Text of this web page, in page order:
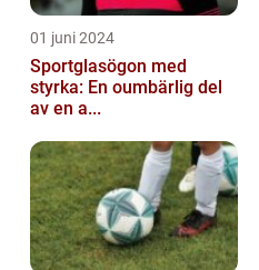
01 juni 2024
Sportglasögon med
styrka: En oumbärlig del
av en a...